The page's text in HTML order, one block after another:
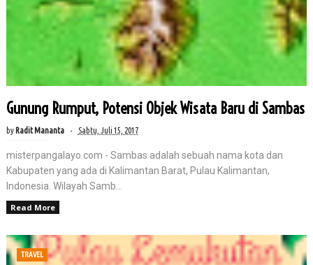
Gunung Rumput, Potensi Objek Wisata Baru di Sambas
by Radit Mananta Sabtu, Juli 15, 2017
misterpangalayo.com - Sambas adalah sebuah nama kota dan
Kabupaten yang ada di Kalimantan Barat, Pulau Kalimantan,
Indonesia. Wilayah Samb...
Read More
TRAVEL